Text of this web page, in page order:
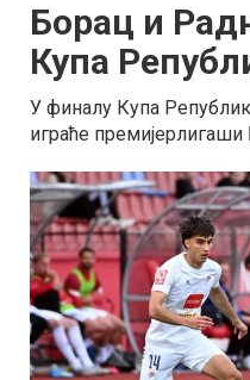
Борац и
Купа
У финалу Купа
играће